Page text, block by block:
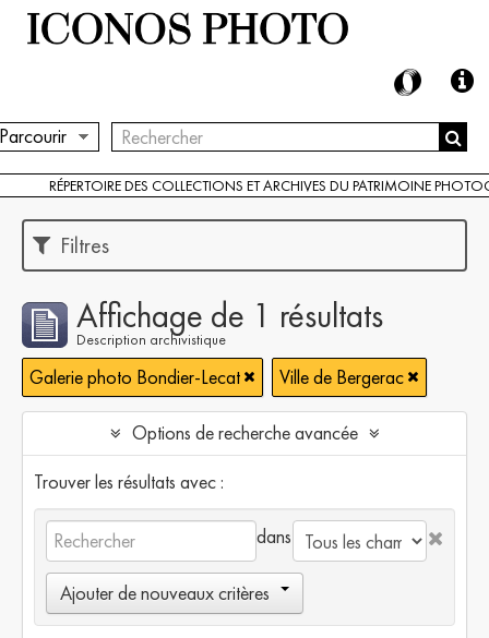
RÉPERTOIRE DES COLLECTIONS ET ARCHIVES DU PATRIMOINE
Filtres
Affichage de 1 résultats
Description archivistique
Galerie photo Bondier-Lecat Ville de Bergerac
Options de recherche avancée
Trouver les résultats avec :
dans
Ajouter de nouveaux critères